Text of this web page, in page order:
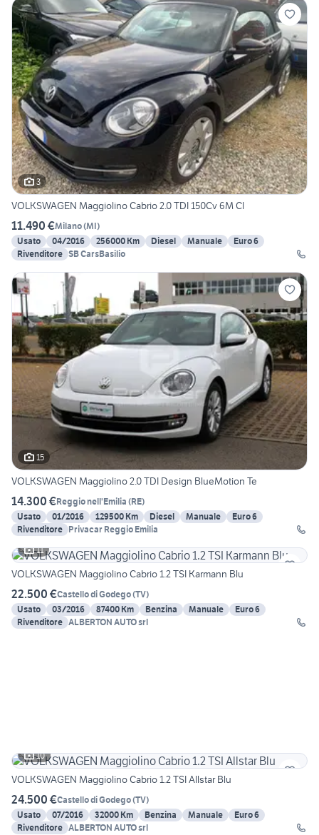
3
VOLKSWAGEN Maggiolino Cabrio 2.0 TDI 150Cv 6M Cl
11.490 €Milano(MI)
Usato
04/2016 256000 Km Diesel Manuale
Euro 6
Rivenditore SB CarsBasilio
15
VOLKSWAGEN Maggiolino 2.0 TDI Design BlueMotion Te
14.300 €Reggio nell'Emilia (RE)
Usato
01/2016 129500 Km Diesel Manuale
Euro 6
Rivenditore Privacar Reggio Emilia
11
VOLKSWAGEN Maggiolino Cabrio 1.2 TSI Karmann Blu
22.500 €Castello di Godego(TV)
Usato
03/2016 87400 Km Benzina Manuale
Euro 6
Rivenditore ALBERTON AUTO srl
10
VOLKSWAGEN Maggiolino Cabrio 1.2 TSI Allstar Blu
24.500 €Castello di Godego(TV)
Usato
07/2016 32000 Km Benzina Manuale
Euro 6
Rivenditore ALBERTON AUTO srl